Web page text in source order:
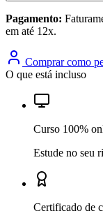
Pagamento:
em até 12x.
Comprar como
O que está incluso
Curso 100%
Estude no seu
Certificado de